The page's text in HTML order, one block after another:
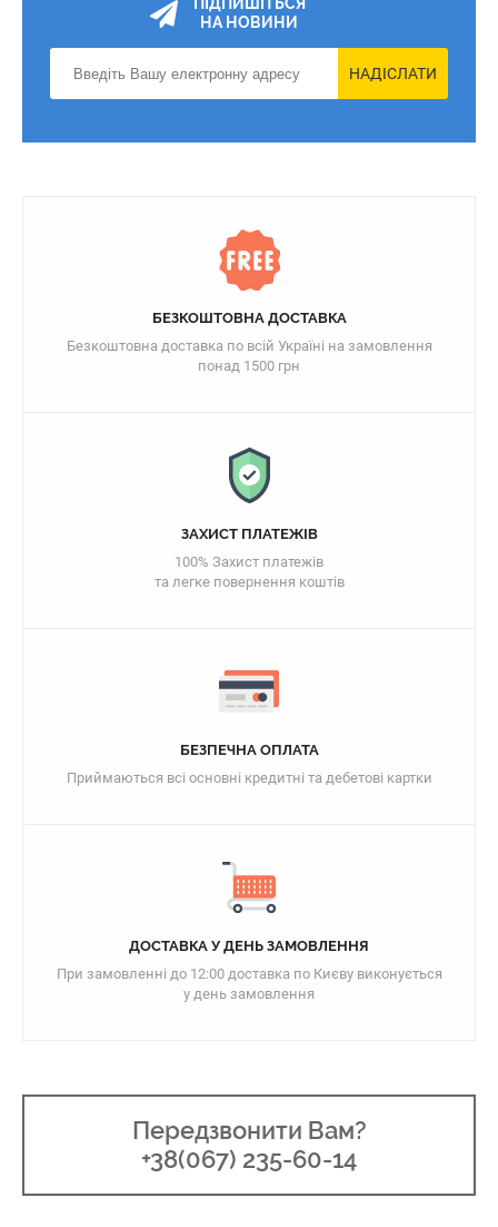
НА НОВИНИ
НАДІСЛАТИ
БЕЗКОШТОВНА ДОСТАВКА
Безкоштовна доставка по всій Україні на замовлення
понад 1500 грн
ЗАХИСТ ПЛАТЕЖІВ
100% Захист платежів
та легке повернення коштів
БЕЗПЕЧНА ОПЛАТА
Приймаються всі основні кредитні та дебетові картки
ДОСТАВКА У ДЕНЬ ЗАМОВЛЕННЯ
При замовленні до 12:00 доставка по Києву виконується
у день замовлення
Передзвонити Вам?
+38(067) 235-60-14